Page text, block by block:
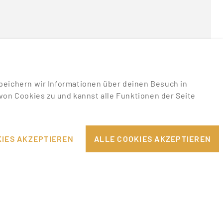
wir Informationen über deinen Besuch in
Cookies zu und kannst alle Funktionen der Seite
AKZEPTIEREN ALLE COOKIES AKZEPTIEREN